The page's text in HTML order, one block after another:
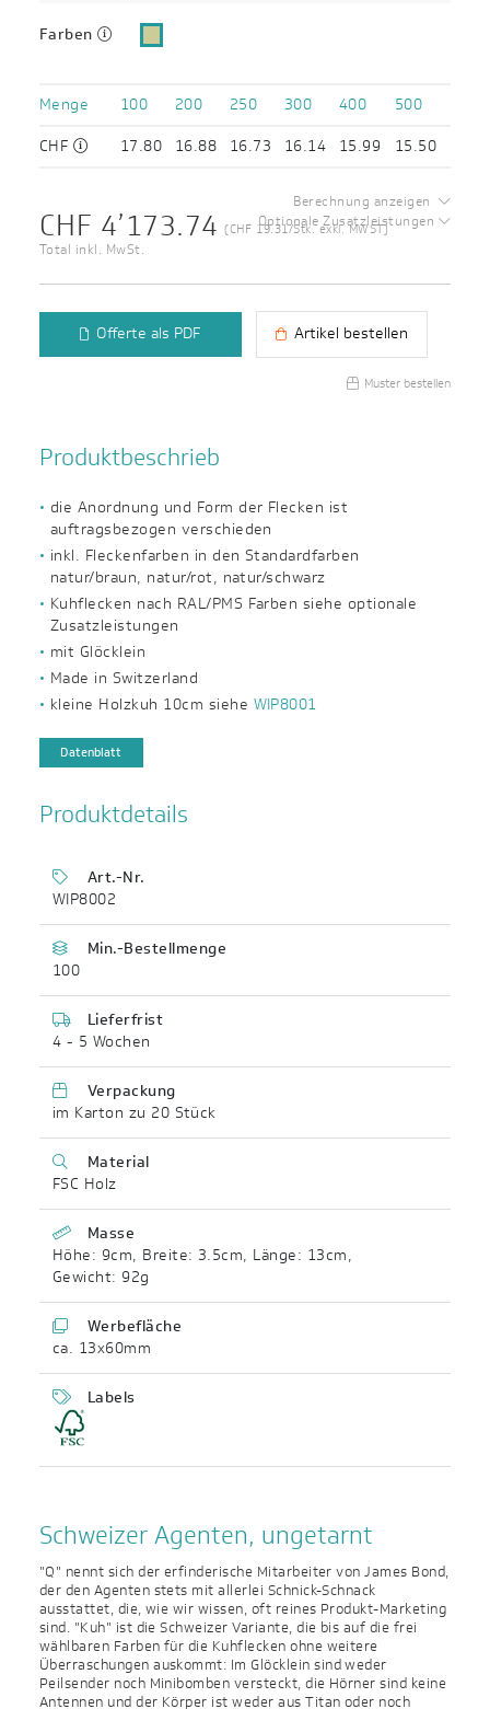
Farben
Menge 100 200 250 300 400
500
CHF
17.80 16.88 16.73 16.14 15.99 15.50
CHF 4’173.74 (CHF 19.31/Stk. exkl. MWST)
Total inkl. MwSt.
Berechnung anzeigen
Optionale Zusatzleistungen
Offerte als PDF Artikel bestellen
Muster bestellen
Produktbeschrieb
die Anordnung und Form der Flecken ist
auftragsbezogen verschieden
inkl. Fleckenfarben in den Standardfarben
natur/braun, natur/rot, natur/schwarz
Kuhflecken nach RAL/PMS Farben siehe optionale
Zusatzleistungen
mit Glöcklein
Made in Switzerland
kleine Holzkuh 10cm siehe WIP8001
Datenblatt
Produktdetails
Art.-Nr.
WIP8002
Min.-Bestellmenge
100
Lieferfrist
4 - 5 Wochen
Verpackung
im Karton zu 20 Stück
Material
FSC Holz
Masse
Höhe: 9cm, Breite: 3.5cm, Länge: 13cm,
Gewicht: 92g
Werbefläche
ca. 13x60mm
Labels
Schweizer Agenten, ungetarnt
"Q" nennt sich der erfinderische Mitarbeiter von James Bond,
der den Agenten stets mit allerlei Schnick-Schnack
ausstattet, die, wie wir wissen, oft reines Produkt-Marketing
sind. "Kuh" ist die Schweizer Variante, die bis auf die frei
wählbaren Farben für die Kuhflecken ohne weitere
Überraschungen auskommt: Im Glöcklein sind weder
Peilsender noch Minibomben versteckt, die Hörner sind keine
Antennen und der Körper ist weder aus Titan oder noch